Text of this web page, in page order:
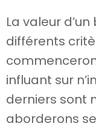
La valeur
différents
influant sur
derniers sont
aborderons